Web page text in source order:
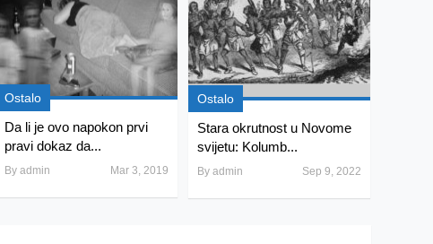
Ostalo
Da li je ovo napokon prvi
pravi dokaz da...
By admin Mar 3, 2019
Ostalo
Stara okrutnost u Novome
svijetu: Kolumb...
By admin Sep 9, 2022